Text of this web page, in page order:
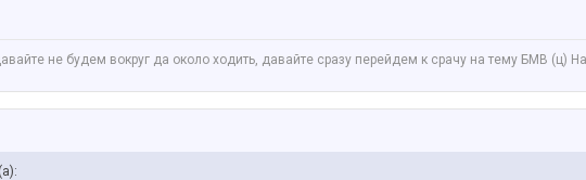
не будем вокруг да около ходить, давайте сразу перейдем к срачу на тему БМВ (ц)